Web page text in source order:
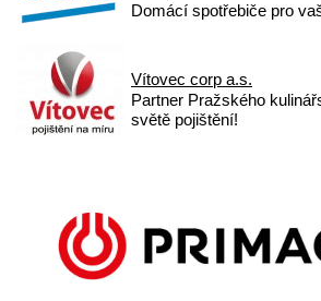
Domácí spotřebiče pro
Vítovec corp a.s.
Partner Pražského
světě pojištění!